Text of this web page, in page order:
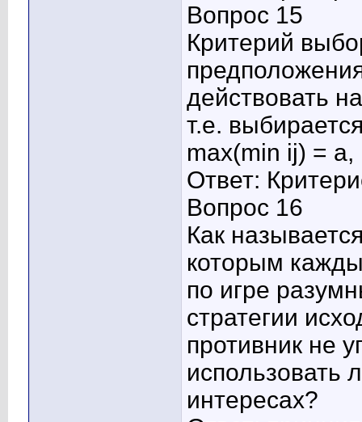
Вопрос 15
Критерий
действовать
т.е.
max(min ij) =
Ответ:
Вопрос 16
Как
которым
по игре
стратегии
противник не
использовать
интересах?